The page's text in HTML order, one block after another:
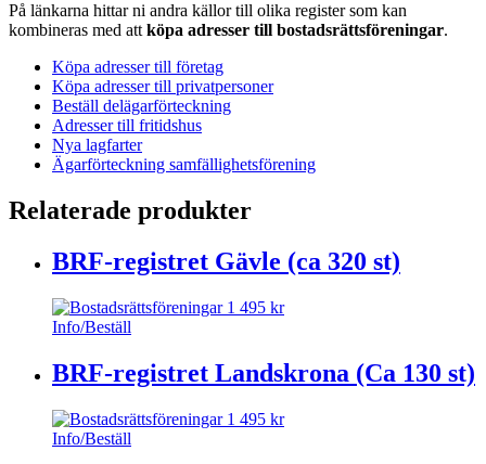
På länkarna hittar ni andra källor till olika register som kan
kombineras med att köpa adresser till bostadsrättsföreningar.
Köpa adresser till företag
Köpa adresser till privatpersoner
Beställ delägarförteckning
Adresser till fritidshus
Nya lagfarter
Ägarförteckning samfällighetsförening
Relaterade produkter
BRF-registret Gävle (ca 320 st)
1 495 kr
Info/Beställ
BRF-registret Landskrona (Ca 130 st)
1 495 kr
Info/Beställ